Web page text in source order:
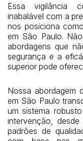
Essa vigilância
inabalável com a
nos posiciona
em São Paulo.
abordagens que
segurança e a
superior pode
Nossa abordagem
em São Paulo
um sistema
intervenção,
padrões de